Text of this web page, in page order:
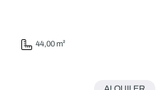
44,00 m²